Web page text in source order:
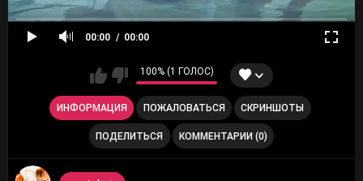
00:00 00:00
100% (1 ГОЛОС)
ИНФОРМАЦИЯ ПОЖАЛОВАТЬСЯ СКРИНШОТЫ
ПОДЕЛИТЬСЯ КОММЕНТАРИИ (0)